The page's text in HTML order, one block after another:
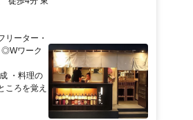
ーター・
◎Wワーク
・料理の
ころを覚え